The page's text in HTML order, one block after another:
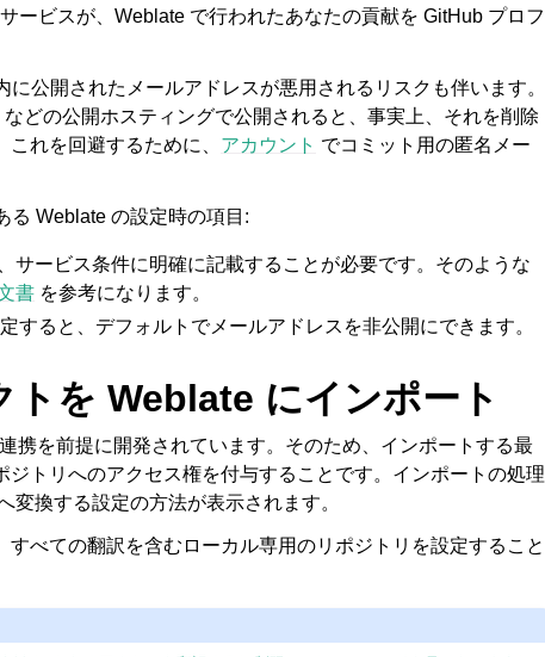
ービスが、Weblate で行われたあなたの貢献を GitHub プロフ
公開されたメールアドレスが悪用されるリスクも伴います。
どの公開ホスティングで公開されると、事実上、それを削除
れを回避するために、 アカウント でコミット用の匿名メー
る Weblate の設定時の項目:
サービス条件に明確に記載することが必要です。そのような
書 を参考になります。
すると、デフォルトでメールアドレスを非公開にできます。
トを Weblate にインポート
携を前提に開発されています。そのため、インポートする最
ジトリへのアクセス権を付与することです。インポートの処理
変換する設定の方法が表示されます。
すべての翻訳を含むローカル専用のリポジトリを設定すること